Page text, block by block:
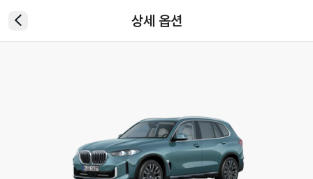
상세 옵션